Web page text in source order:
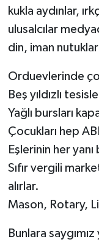
kukla aydınlar,
ulusalcılar
din, iman
Orduevlerinde
Beş yıldızlı
Yağlı bursları
Çocukları hep
Eşlerinin her
Sıfır vergili
alırlar.
Mason, Rotary,
Bunlara
DUNYA
Eğitim
Ekonomi
Genel
Gökçebey